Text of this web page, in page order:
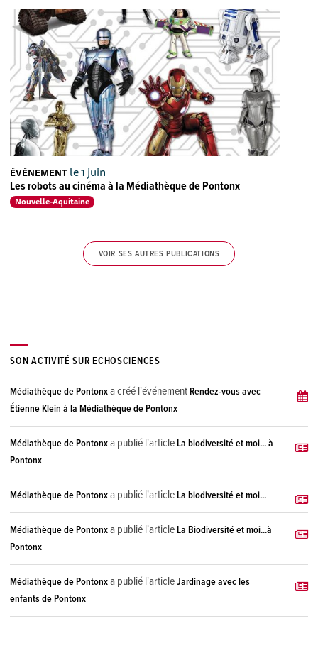
ÉVÉNEMENT le 1 juin
Les robots au cinéma à la Médiathèque de Pontonx
Nouvelle-Aquitaine
VOIR SES AUTRES PUBLICATIONS
SON ACTIVITÉ SUR ECHOSCIENCES
Médiathèque de Pontonxa créé l'événementRendez-vous avec
Étienne Klein à la Médiathèque de Pontonx
Médiathèque de Pontonxa publié l'articleLa biodiversité et moi... à
Pontonx
Médiathèque de Pontonxa publié l'articleLa biodiversité et moi...
Médiathèque de Pontonxa publié l'articleLa Biodiversité et moi...à
Pontonx
Médiathèque de Pontonxa publié l'articleJardinage avec les
enfants de Pontonx